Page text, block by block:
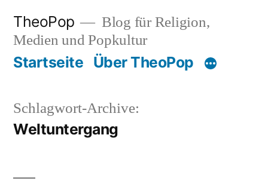
Inhalt
springen
TheoPop
Blog für Religion,
Medien und Popkultur
Startseite Über TheoPop
Schlagwort-Archive:
Weltuntergang